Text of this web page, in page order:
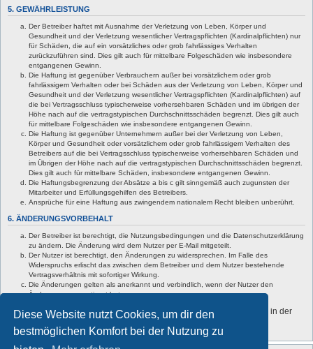
Diese Website nutzt Cookies, um dir den
bestmöglichen Komfort bei der Nutzung zu
5. GEWÄHRLEISTUNG
Der Betreiber haftet mit Ausnahme der Verletzung von Leben, Körper und
Gesundheit und der Verletzung wesentlicher Vertragspflichten (Kardinalpflichten) nur
für Schäden, die auf ein vorsätzliches oder grob fahrlässiges Verhalten
zurückzuführen sind. Dies gilt auch für mittelbare Folgeschäden wie insbesondere
entgangenen Gewinn.
Die Haftung ist gegenüber Verbrauchern außer bei vorsätzlichem oder grob
fahrlässigem Verhalten oder bei Schäden aus der Verletzung von Leben, Körper und
Gesundheit und der Verletzung wesentlicher Vertragspflichten (Kardinalpflichten) auf
die bei Vertragsschluss typischerweise vorhersehbaren Schäden und im übrigen der
Höhe nach auf die vertragstypischen Durchschnittsschäden begrenzt. Dies gilt auch
für mittelbare Folgeschäden wie insbesondere entgangenen Gewinn.
Die Haftung ist gegenüber Unternehmern außer bei der Verletzung von Leben,
Körper und Gesundheit oder vorsätzlichem oder grob fahrlässigem Verhalten des
Betreibers auf die bei Vertragsschluss typischerweise vorhersehbaren Schäden und
im Übrigen der Höhe nach auf die vertragstypischen Durchschnittsschäden begrenzt.
Dies gilt auch für mittelbare Schäden, insbesondere entgangenen Gewinn.
Die Haftungsbegrenzung der Absätze a bis c gilt sinngemäß auch zugunsten der
Mitarbeiter und Erfüllungsgehilfen des Betreibers.
Ansprüche für eine Haftung aus zwingendem nationalem Recht bleiben unberührt.
6. ÄNDERUNGSVORBEHALT
Der Betreiber ist berechtigt, die Nutzungsbedingungen und die Datenschutzerklärung
zu ändern. Die Änderung wird dem Nutzer per E-Mail mitgeteilt.
Der Nutzer ist berechtigt, den Änderungen zu widersprechen. Im Falle des
Widerspruchs erlischt das zwischen dem Betreiber und dem Nutzer bestehende
Vertragsverhältnis mit sofortiger Wirkung.
Die Änderungen gelten als anerkannt und verbindlich, wenn der Nutzer den
Änderungen zugestimmt hat.
Informationen über den Umgang mit deinen persönlichen Daten sind in der